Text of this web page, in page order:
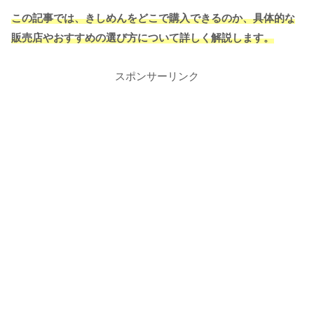
この記事では、きしめんをどこで購入できるのか、具体的な
販売店やおすすめの選び方について詳しく解説します。
スポンサーリンク